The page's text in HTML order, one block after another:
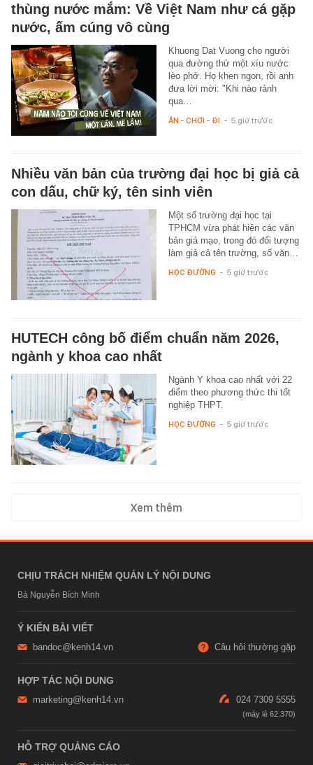
thùng nước mắm: Về Việt Nam như cá gặp
nước, ấm cúng vô cùng
Khuong Dat Vuong cho người
qua đường thử một xíu nước
lèo phở. Họ khen ngon, rồi anh
đưa lời mời: "Khi nào rảnh
qua…
ĂN - CHƠI - ĐI - 5 giờ trước
Nhiều văn bản của trường đại học bị giả cả
con dấu, chữ ký, tên sinh viên
Một số trường đại học tại
TPHCM vừa phát hiện các văn
bản giả mạo, trong đó đối tượng
làm giả cả tên trường, số văn…
HỌC ĐƯỜNG - 5 giờ trước
HUTECH công bố điểm chuẩn năm 2026,
ngành y khoa cao nhất
Ngành Y khoa cao nhất với 22
điểm theo phương thức thi tốt
nghiệp THPT.
HỌC ĐƯỜNG - 5 giờ trước
Xem thêm
CHỊU TRÁCH NHIỆM QUẢN LÝ NỘI DUNG
Bà Nguyễn Bích Minh
Ý KIẾN BÀI VIẾT
bandoc@kenh14.vn Câu hỏi thường gặp
HỢP TÁC NỘI DUNG
marketing@kenh14.vn 024 7309 5555
HỖ TRỢ QUẢNG CÁO